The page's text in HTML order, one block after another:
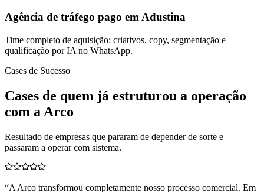
Agência de tráfego pago em Adustina
Time completo de aquisição: criativos, copy, segmentação e
qualificação por IA no WhatsApp.
Cases de Sucesso
Cases de quem já estruturou a operação
com a Arco
Resultado de empresas que pararam de depender de sorte e
passaram a operar com sistema.
“A Arco transformou completamente nosso processo comercial. Em